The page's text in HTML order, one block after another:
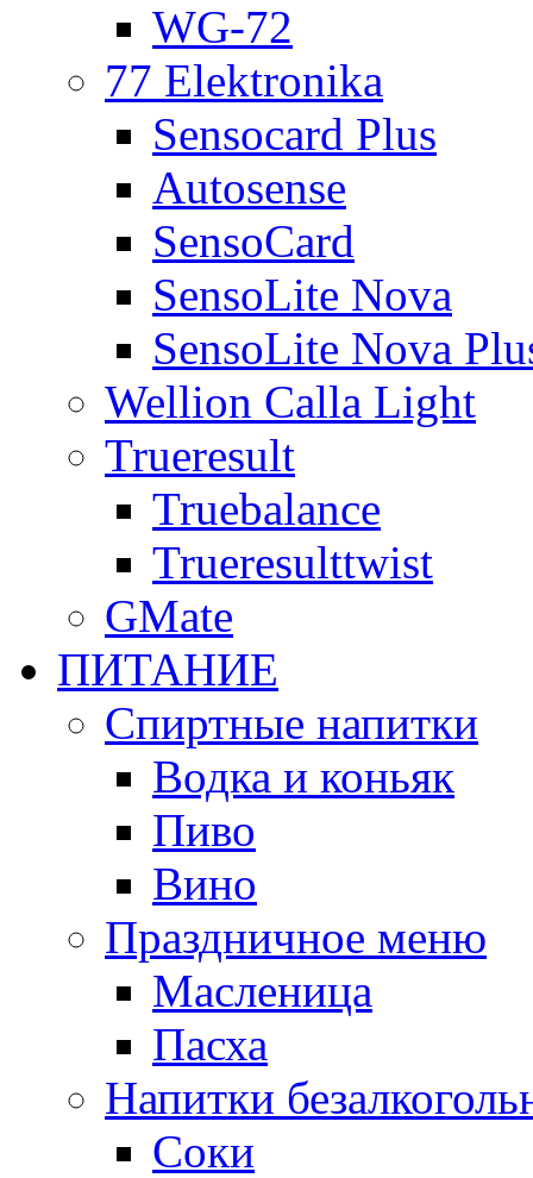
WG-72
77 Elektronika
Sensocard Plus
Autosense
SensoCard
SensoLite Nova
SensoLite Nova
Wellion Calla Light
Trueresult
Truebalance
Trueresulttwist
GMate
ПИТАНИЕ
Спиртные напитки
Водка и коньяк
Пиво
Вино
Праздничное меню
Масленица
Пасха
Напитки
Соки